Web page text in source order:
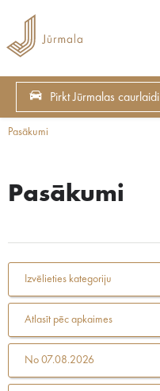
Pirkt Jūrmalas caurlaidi
Pasākumi
Pasākumi
Izvēlieties kategoriju
Atlasīt pēc apkaimes
No 07.08.2026